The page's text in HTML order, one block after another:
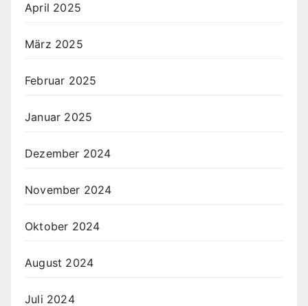
April 2025
März 2025
Februar 2025
Januar 2025
Dezember 2024
November 2024
Oktober 2024
August 2024
Juli 2024